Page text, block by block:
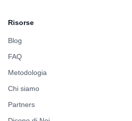
Risorse
Blog
FAQ
Metodologia
Chi siamo
Partners